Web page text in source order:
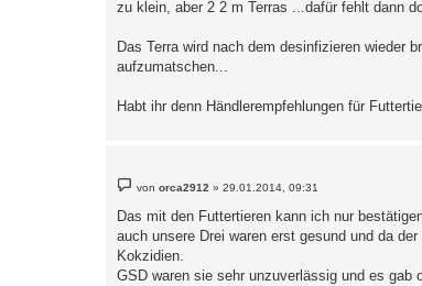
zu klein, aber 2 2 m Terras ...dafür fehlt dann
Das Terra wird nach dem desinfizieren wieder
aufzumatschen...
Habt ihr denn Händlerempfehlungen für
e
t
r
a
g
vonorca2912 »29.01.2014, 09:31
Das mit den Futtertieren kann ich nur
auch unsere Drei waren erst gesund und da
Kokzidien.
GSD waren sie sehr unzuverlässig und es